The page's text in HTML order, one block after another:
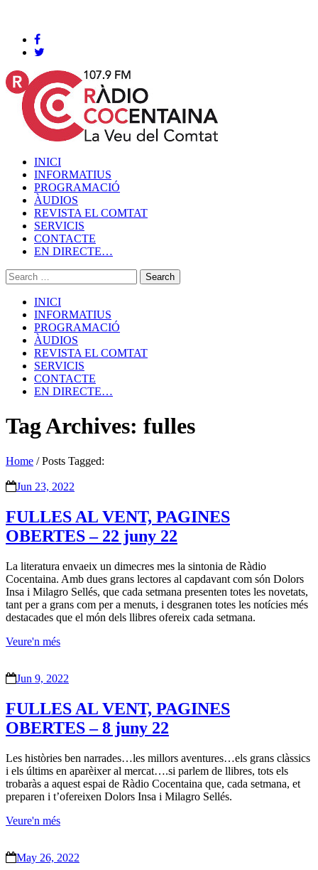
INICI
INFORMATIUS
PROGRAMACIÓ
ÀUDIOS
REVISTA EL COMTAT
SERVICIS
CONTACTE
EN DIRECTE…
INICI
INFORMATIUS
PROGRAMACIÓ
ÀUDIOS
REVISTA EL COMTAT
SERVICIS
CONTACTE
EN DIRECTE…
Tag Archives: fulles
Home /Posts Tagged:
Jun 23, 2022
FULLES AL VENT, PAGINES
OBERTES – 22 juny 22
La literatura envaeix un dimecres mes la sintonia de Ràdio
Cocentaina. Amb dues grans lectores al capdavant com són Dolors
Insa i Milagro Sellés, que cada setmana presenten totes les novetats,
tant per a grans com per a menuts, i desgranen totes les notícies més
destacades que el món dels llibres ofereix cada setmana.
Veure'n més
Jun 9, 2022
FULLES AL VENT, PAGINES
OBERTES – 8 juny 22
Les històries ben narrades…les millors aventures…els grans clàssics
i els últims en aparèixer al mercat….si parlem de llibres, tots els
trobaràs a aquest espai de Ràdio Cocentaina que, cada setmana, et
preparen i t’ofereixen Dolors Insa i Milagro Sellés.
Veure'n més
May 26, 2022